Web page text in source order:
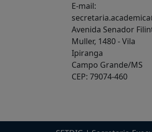
E-mail:
Avenida Senador
Muller, 1480 - Vila
Ipiranga
Campo Grande/MS
CEP: 79074-460